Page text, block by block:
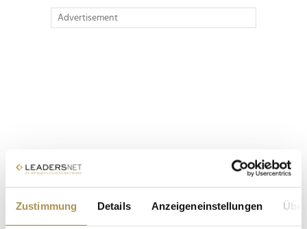
Zustimmung Details Anzeigeneinstellungen
Advertisement